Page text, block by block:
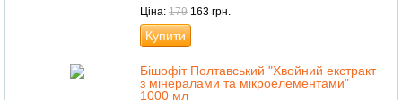
Ціна: 179 163 грн.
Купити
Бішофіт Полтавський "Хвойний екстракт
з мінералами та мікроелементами"
1000 мл